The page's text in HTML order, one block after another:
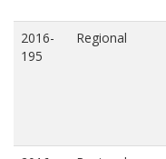
2016-
195
Regional